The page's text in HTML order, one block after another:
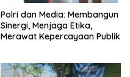
Polri dan Media: Membangun
Sinergi, Menjaga Etika,
Merawat Kepercayaan Publik